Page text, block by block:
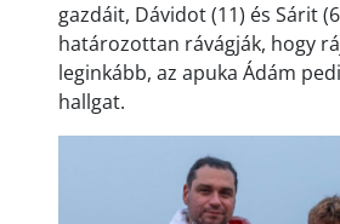
gazdáit, Dávidot (11) és Sárit
határozottan rávágják, hogy
leginkább, az apuka Ádám
hallgat.